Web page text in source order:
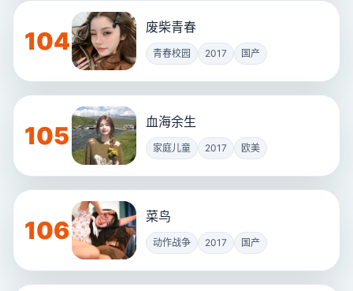
104 废柴青春
青春校园 2017 国产
105 血海余生
家庭儿童 2017 欧美
106 菜鸟
动作战争 2017 国产